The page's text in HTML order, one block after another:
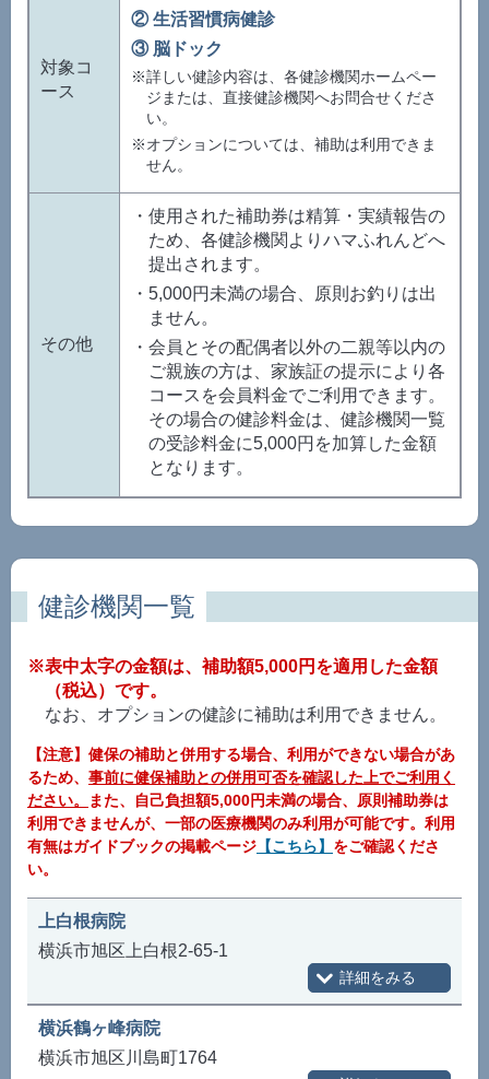
対象コ
ース
② 生活習慣病健診
③ 脳ドック
※詳しい健診内容は、各健診機関ホームペー
ジまたは、直接健診機関へお問合せくださ
い。
※オプションについては、補助は利用できま
せん。
その他
・使用された補助券は精算・実績報告の
ため、各健診機関よりハマふれんどへ
提出されます。
・5,000円未満の場合、原則お釣りは出
ません。
・会員とその配偶者以外の二親等以内の
ご親族の方は、家族証の提示により各
コースを会員料金でご利用できます。
その場合の健診料金は、健診機関一覧
の受診料金に5,000円を加算した金額
となります。
健診機関一覧
※表中太字の金額は、補助額5,000円を適用した金額
（税込）です。
なお、オプションの健診に補助は利用できません。
【注意】健保の補助と併用する場合、利用ができない場合があ
るため、 事前に健保補助との併用可否を確認した上でご利用く
ださい。
また、自己負担額5,000円未満の場合、原則補助券は
利用できませんが、一部の医療機関のみ利用が可能です。利用
有無はガイドブックの掲載ページ 【こちら】 をご確認くださ
い。
上白根病院
横浜市旭区上白根2-65-1
横浜鶴ヶ峰病院
横浜市旭区川島町1764